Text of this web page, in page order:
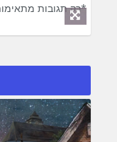
*רק תגובות